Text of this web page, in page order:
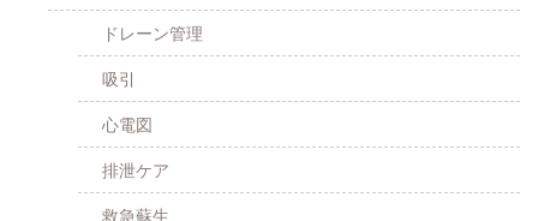
ドレーン管理
吸引
心電図
排泄ケア
救急蘇生